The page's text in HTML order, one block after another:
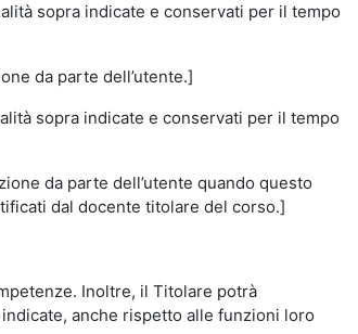
sopra indicate e conservati per il tempo
da parte dell’utente.]
sopra indicate e conservati per il tempo
da parte dell’utente quando questo
dal docente titolare del corso.]
Inoltre, il Titolare potrà
anche rispetto alle funzioni loro